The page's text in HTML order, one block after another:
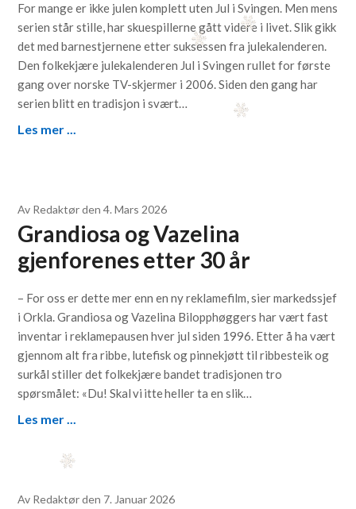
For mange er ikke julen komplett uten Jul i Svingen. Men mens
serien står stille, har skuespillerne gått videre i livet. Slik gikk
det med barnestjernene etter suksessen fra julekalenderen.
Den folkekjære julekalenderen Jul i Svingen rullet for første
gang over norske TV-skjermer i 2006. Siden den gang har
serien blitt en tradisjon i svært…
Les mer ...
Av Redaktørden 4. Mars 2026
Grandiosa og Vazelina
gjenforenes etter 30 år
– For oss er dette mer enn en ny reklamefilm, sier markedssjef
i Orkla. Grandiosa og Vazelina Bilopphøggers har vært fast
inventar i reklamepausen hver jul siden 1996. Etter å ha vært
gjennom alt fra ribbe, lutefisk og pinnekjøtt til ribbesteik og
surkål stiller det folkekjære bandet tradisjonen tro
spørsmålet: «Du! Skal vi itte heller ta en slik…
Les mer ...
Av Redaktørden 7. Januar 2026